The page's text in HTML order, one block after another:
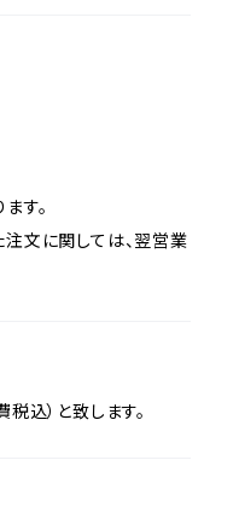
す。
文に関しては、翌営業
込）と致します。